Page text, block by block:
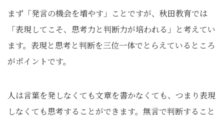
まず「発言の機会を増やす」ことですが、秋田教育では
「表現してこそ、思考力と判断力が培われる」と考えてい
ます。表現と思考と判断を三位一体でとらえているところ
がポイントです。
人は言葉を発しなくても文章を書かなくても、つまり表現
しなくても思考することができます。無言で判断すること